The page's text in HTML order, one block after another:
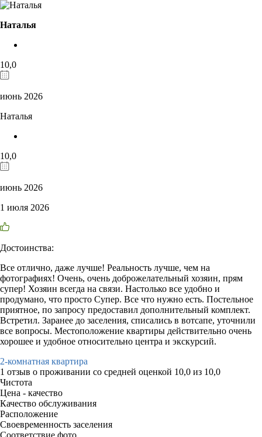
Наталья
10,0
июнь 2026
Наталья
10,0
июнь 2026
1 июля 2026
Достоинства:
Все отлично, даже лучше! Реальность лучше, чем на
фотографиях! Очень, очень доброжелательный хозяин, прям
супер! Хозяин всегда на связи. Настолько все удобно и
продумано, что просто Супер. Все что нужно есть. Постельное
приятное, по запросу предоставил дополнительный комплект.
Встретил. Заранее до заселения, списались в вотсапе, уточнили
все вопросы. Местоположение квартиры действительно очень
хорошее и удобное относительно центра и экскурсий.
2-комнатная квартира
1 отзыв о проживании со средней оценкой 10,0 из 10,0
Чистота
Цена - качество
Качество обслуживания
Расположение
Своевременность заселения
Соответствие фото